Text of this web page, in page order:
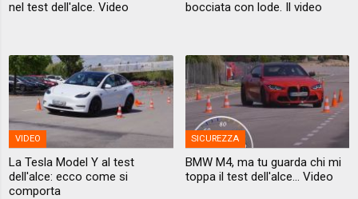
nel test dell'alce. Video
bocciata con lode. Il video
VIDEO
La Tesla Model Y al test
dell'alce: ecco come si
comporta
SICUREZZA
BMW M4, ma tu guarda chi mi
toppa il test dell'alce... Video